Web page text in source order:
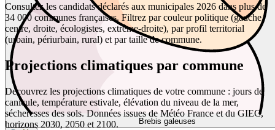
Brebis galeuses
Consultez les candidats déclarés aux municipales 2026 dans plus de
34 000 communes françaises. Filtrez par couleur politique (gauche,
centre, droite, écologistes, extrême-droite), par profil territorial
(urbain, périurbain, rural) et par taille de commune.
Projections climatiques par commune
Découvrez les projections climatiques de votre commune : jours de
canicule, température estivale, élévation du niveau de la mer,
sécheresses des sols. Données issues de Météo France et du GIEC,
horizons 2030, 2050 et 2100.